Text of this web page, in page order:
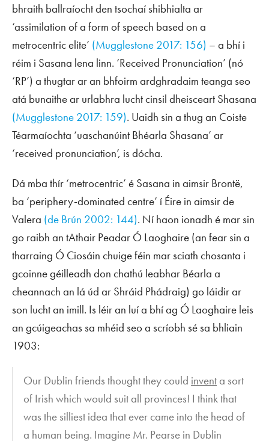
bhraith ballraíocht den tsochaí shibhialta ar
‘assimilation of a form of speech based on a
metrocentric elite’ (Mugglestone 2017: 156) – a bhí i
réim i Sasana lena linn. ‘Received Pronunciation’ (nó
‘RP’) a thugtar ar an bhfoirm ardghradaim teanga seo
atá bunaithe ar urlabhra lucht cinsil dheisceart Shasana
(Mugglestone 2017: 159). Uaidh sin a thug an Coiste
Téarmaíochta ‘uaschanúint Bhéarla Shasana’ ar
‘received pronunciation’, is dócha.
Dá mba thír ‘metrocentric’ é Sasana in aimsir Brontë,
ba ‘periphery-dominated centre’ í Éire in aimsir de
Valera (de Brún 2002: 144). Ní haon ionadh é mar sin
go raibh an tAthair Peadar Ó Laoghaire (an fear sin a
tharraing Ó Ciosáin chuige féin mar sciath chosanta i
gcoinne géilleadh don chathú leabhar Béarla a
cheannach an lá úd ar Shráid Phádraig) go láidir ar
son lucht an imill. Is léir an luí a bhí ag Ó Laoghaire leis
an gcúigeachas sa mhéid seo a scríobh sé sa bhliain
1903:
Our Dublin friends thought they could invent a sort
of Irish which would suit all provinces! I think that
was the silliest idea that ever came into the head of
a human being. Imagine Mr. Pearse in Dublin